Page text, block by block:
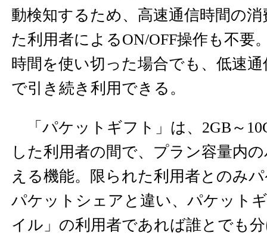
動検知するため、高速通信時間の
た利用者によるON/OFF操作も不要
時間を使い切った場合でも、低速通
で引き続き利用できる。
「パケットギフト」は、2GB～
した利用者の間で、プラン容量内
える機能。限られた利用者とのみ
パケットシェアと違い、パケット
イル」の利用者であれば誰とでも